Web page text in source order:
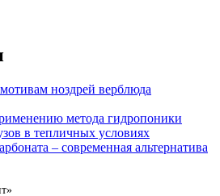
ноздрей верблюда
метода гидропоники
в тепличных условиях
– современная альтернатива